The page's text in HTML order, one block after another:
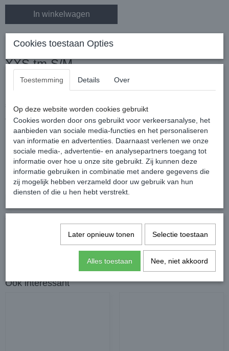
In winkelwagen
Funkylicious Snake Chocolate Collar
XXS tm S/M
soepel, licht, elegant en tot in de puntjes afgewerkt!
Top halsbandje uit eco-leder van het Spaanse designermerk
Funkylicious!
Maattabel:
S/M:
Ook interessant
Cookies toestaan Opties
Toestemming Details Over
Op deze website worden cookies gebruikt
Cookies worden door ons gebruikt voor verkeersanalyse, het
aanbieden van sociale media-functies en het personaliseren
van informatie en advertenties. Daarnaast verlenen we onze
sociale media-, advertentie- en analysepartners toegang tot
informatie over hoe u onze site gebruikt. Zij kunnen deze
informatie gebruiken in combinatie met andere gegevens die
zij mogelijk hebben verzameld door uw gebruik van hun
diensten of die u hen hebt verstrekt.
Later opnieuw tonen Selectie toestaan
Alles toestaan Nee, niet akkoord